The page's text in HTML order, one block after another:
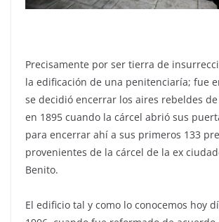
Precisamente por ser tierra de
la edificación de una penitenciaría; fue
se decidió encerrar los aires rebeldes de
en 1895 cuando la cárcel abrió sus
para encerrar ahí a sus primeros 133
provenientes de la cárcel de la ex
Benito.
El edificio tal y como lo conocemos hoy